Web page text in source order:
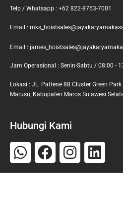
Telp / Whatsapp : +62 822-8763-7001
Email :
Email :
Jam Operasional : Senin-Sabtu / 08:00 -
Lokasi : JL. Pattene 88 Cluster Green
Marusu, Kabupaten Maros Sulawesi
Hubungi Kami
Whatsapp
Facebook